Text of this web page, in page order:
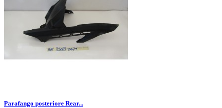
Parafango posteriore Rear...